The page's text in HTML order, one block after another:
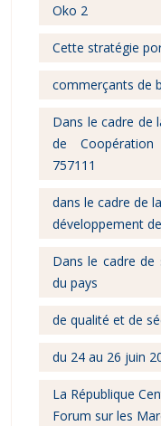
Oko 2
Cette stratégie
commerçants de
Dans le cadre de
de Coopération
757111
dans le cadre de
développement
Dans le cadre de
du pays
de qualité et de
du 24 au 26 juin
La République
Forum sur les